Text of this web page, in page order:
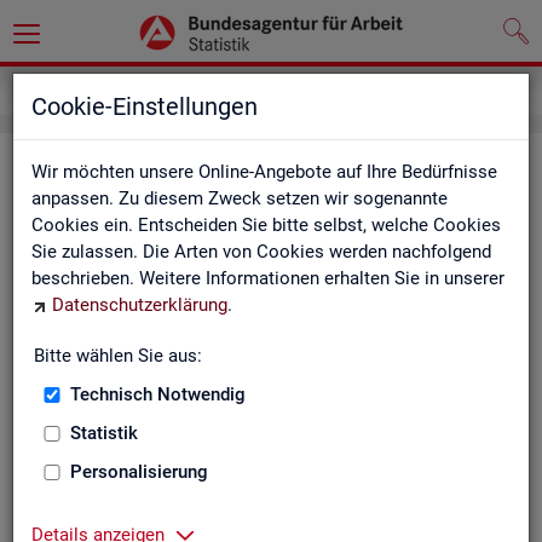
Cookie-Einstellungen
Wir möchten unsere Online-Angebote auf Ihre Bedürfnisse
anpassen. Zu diesem Zweck setzen wir sogenannte
Cookies ein. Entscheiden Sie bitte selbst, welche Cookies
Sie zulassen. Die Arten von Cookies werden nachfolgend
beschrieben. Weitere Informationen erhalten Sie in unserer
Datenschutzerklärung.
Bitte wählen Sie aus:
Technisch Notwendig
Statistik
Personalisierung
Details anzeigen
Kon­takt
Nut­zen Sie die Mög­lich­keit mit uns in Kon­takt zu tre­ten!
Sie haben Fra­gen zum An­ge­bot?
Sie be­nö­ti­gen auf Ihre Fra­ge­stel­lung zu­ge­schnit­te­ne Son­der­
Ihr Sta­tis­tik-Ser­vice hilft Ihnen wei­ter!
Zen­tra­ler Sta­tis­tik-Ser­vice